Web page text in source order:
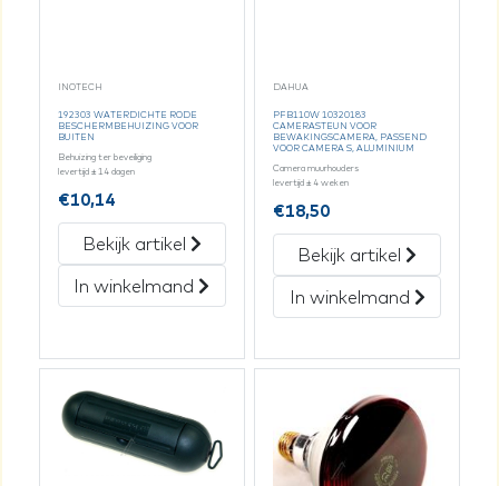
INOTECH
192303 WATERDICHTE RODE
BESCHERMBEHUIZING VOOR
BUITEN
Behuizing ter beveiliging
levertijd ± 14 dagen
€10,14
Bekijk artikel
In winkelmand
DAHUA
PFB110W 10320183
CAMERASTEUN VOOR
BEWAKINGSCAMERA, PASSEND
VOOR CAMERA S, ALUMINIUM
Camera muurhouders
levertijd ± 4 weken
€18,50
Bekijk artikel
In winkelmand